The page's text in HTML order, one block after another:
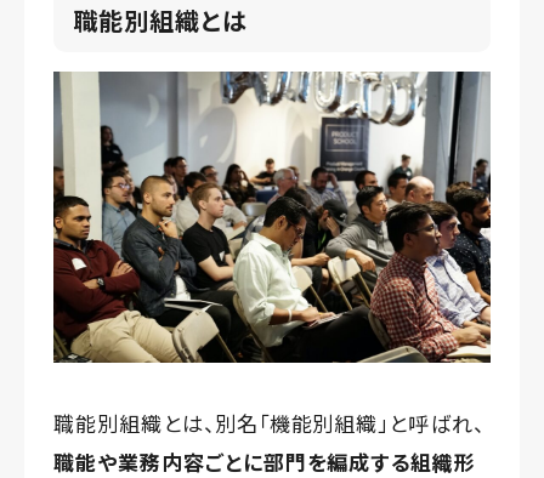
職能別組織とは
職能別組織とは、別名「機能別組織」と呼ばれ、
職能や業務内容ごとに部門を編成する組織形